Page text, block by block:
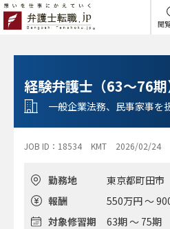
閲
経験弁護士（63～76期
一般企業法務、民事家事を
JOB ID：18534 KMT 2026/02/24
勤務地
東京都町田市
報酬
550万円 ～
対象修習期
63期 ～ 75期